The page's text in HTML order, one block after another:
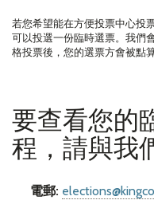
若您希望能在方便投票中心投
可以投選一份臨時選票。我們
格投票後，您的選票方會被點算
要查看您的
程，請與我
電郵: